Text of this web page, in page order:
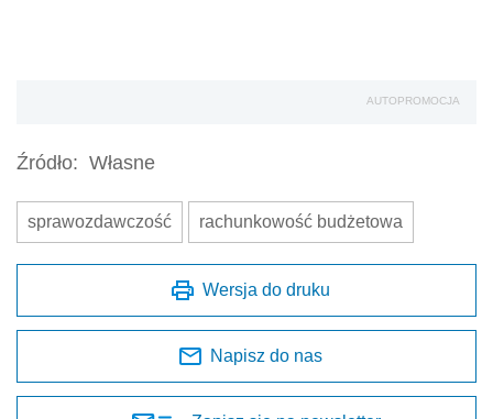
AUTOPROMOCJA
Źródło: Własne
sprawozdawczość rachunkowość budżetowa
Wersja do druku
Napisz do nas